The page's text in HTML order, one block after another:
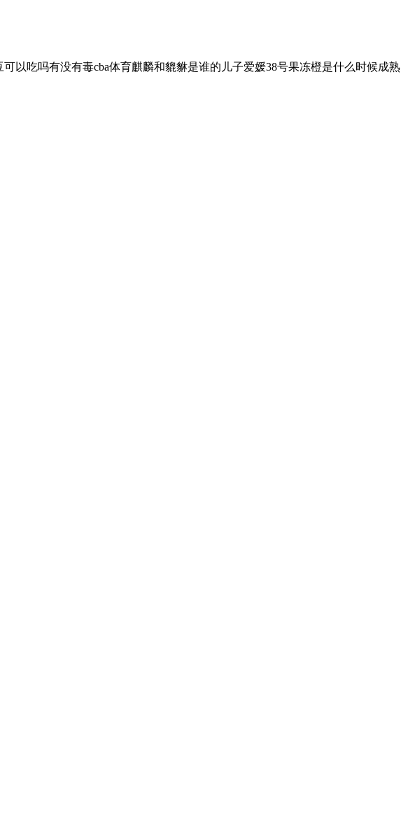
以吃吗有没有毒cba体育麒麟和貔貅是谁的儿子爱媛38号果冻橙是什么时候成熟